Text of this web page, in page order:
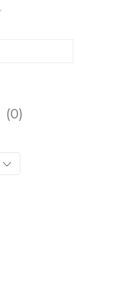
(0)